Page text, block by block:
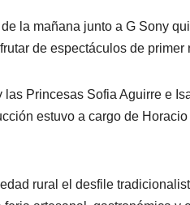
la mañana junto a G Sony
de espectáculos de primer
Princesas Sofia Aguirre e
estuvo a cargo de
rural el desfile